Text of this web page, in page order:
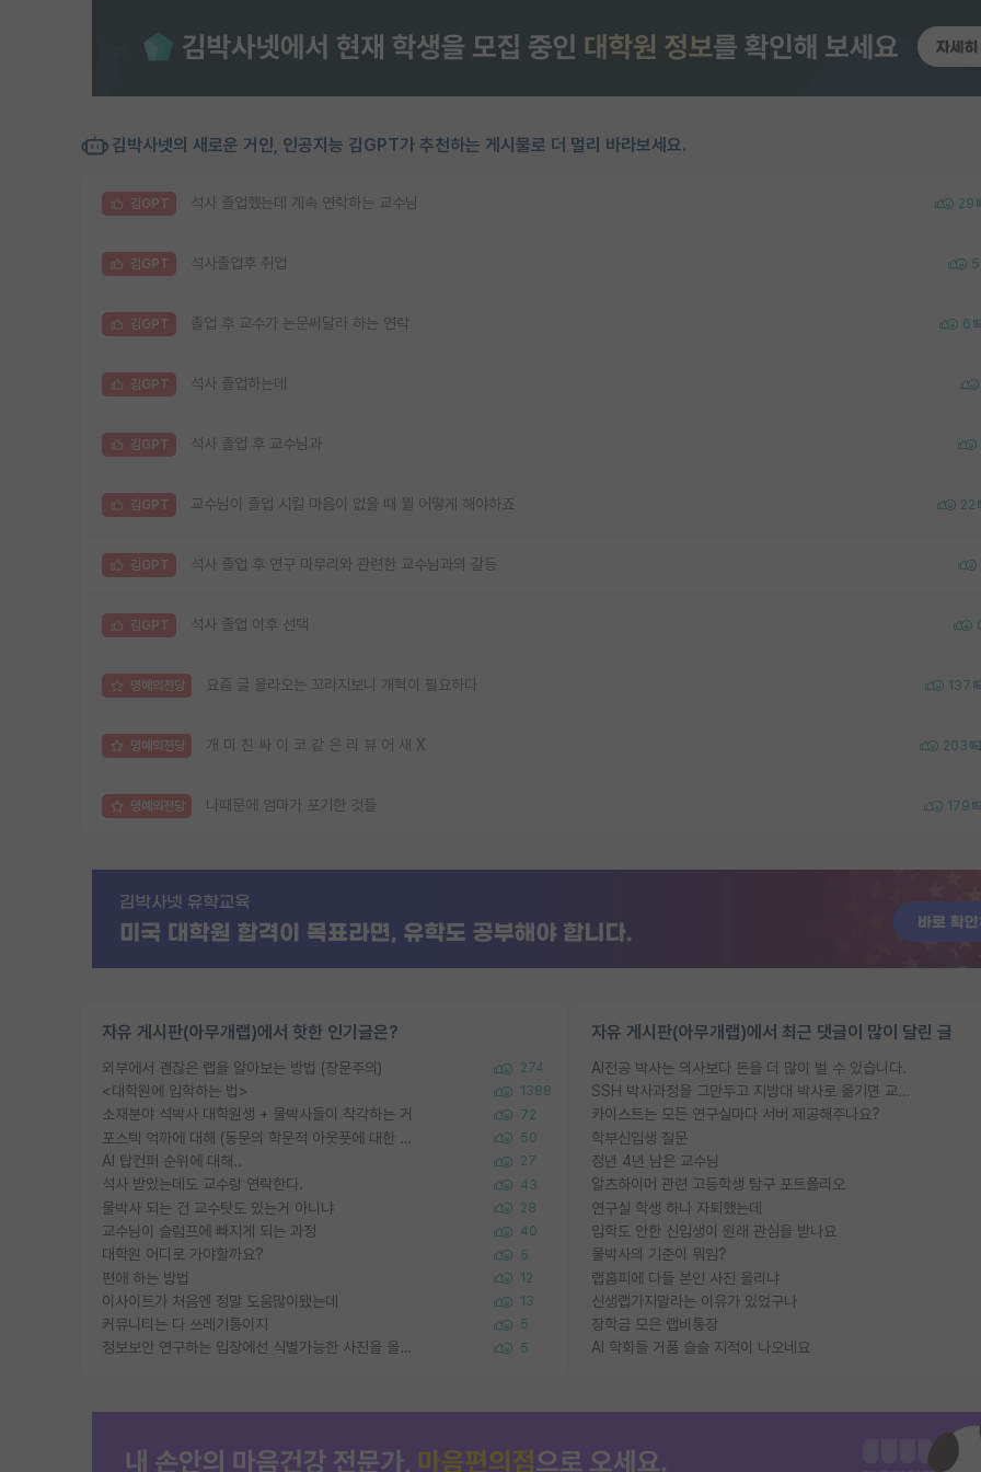
김박사넷의 새로운 거인, 인공지능 김GPT가 추천하는 게시물로 더 멀리 바라보세요.
김GPT 석사 졸업했는데 계속 연락하는 교수님 29
김GPT 석사졸업후 취업 5
김GPT 졸업 후 교수가 논문써달라 하는 연락 6
김GPT 석사 졸업하는데
김GPT 석사 졸업 후 교수님과
김GPT 교수님이 졸업 시킬 마음이 없을 때 뭘 어떻게 해야하죠 22
김GPT 석사 졸업 후 연구 마무리와 관련한 교수님과의 갈등
김GPT 석사 졸업 이후 선택
명예의전당 요즘 글 올라오는 꼬라지보니 개혁이 필요하다 137
명예의전당 개 미 친 싸 이 코 같 은 리 뷰 어 새 X 203
명예의전당 나때문에 엄마가 포기한 것들 179
자유 게시판(아무개랩)에서 핫한 인기글은?
외부에서 괜찮은 랩을 알아보는 방법 (장문주의) 274
<대학원에 입학하는 법> 1388
소재분야 석박사 대학원생 + 물박사들이 착각하는 거 72
포스텍 억까에 대해 (동문의 학문적 아웃풋에 대한 반박) 50
AI 탑컨퍼 순위에 대해.. 27
석사 받았는데도 교수랑 연락한다. 43
물박사 되는 건 교수탓도 있는거 아니냐 28
교수님이 슬럼프에 빠지게 되는 과정 40
대학원 어디로 가야할까요? 5
편애 하는 방법 12
이사이트가 처음엔 정말 도움많이됐는데 13
커뮤니티는 다 쓰레기통이지 5
정보보안 연구하는 입장에선 식별가능한 사진을 올리는건 비추이긴함 5
자유 게시판(아무개랩)에서 최근 댓글이 많이 달린 글
AI전공 박사는 의사보다 돈을 더 많이 벌 수 있습니다.
SSH 박사과정을 그만두고 지방대 박사로 옮기면 교수의 꿈은 끝일까요?
카이스트는 모든 연구실마다 서버 제공해주나요?
학부신입생 질문
정년 4년 남은 교수님
알츠하이머 관련 고등학생 탐구 포트폴리오
연구실 학생 하나 자퇴했는데
입학도 안한 신입생이 원래 관심을 받나요
물박사의 기준이 뭐임?
랩홈피에 다들 본인 사진 올리냐
신생랩가지말라는 이유가 있었구나
장학금 모은 랩비통장
AI 학회들 거품 슬슬 지적이 나오네요